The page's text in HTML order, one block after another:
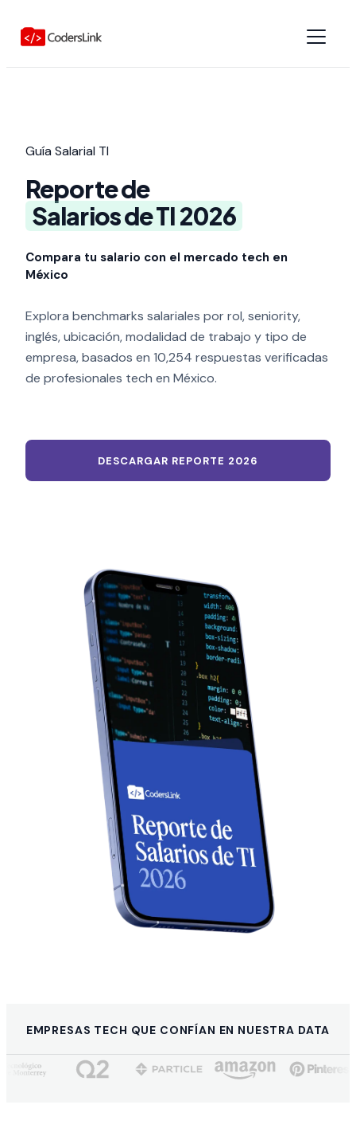
Guía Salarial TI
Reporte de
Salarios de TI 2026
Compara tu salario con el mercado tech en
México
Explora benchmarks salariales por rol, seniority,
inglés, ubicación, modalidad de trabajo y tipo de
empresa, basados en 10,254 respuestas verificadas
de profesionales tech en México.
DESCARGAR REPORTE 2026
EMPRESAS TECH QUE CONFÍAN EN NUESTRA DATA